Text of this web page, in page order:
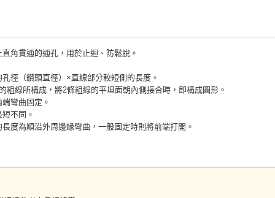
角貫通的通孔，用於止迴、防鬆脫。
徑（鑽頭直徑）×直線部分較短側的長度。
粗線所構成，將2條粗線的平坦面朝內側接合時，即構成圓形。
彎曲固定。
不同。
度為順沿外周邊緣彎曲，一般固定時則將前端打開。